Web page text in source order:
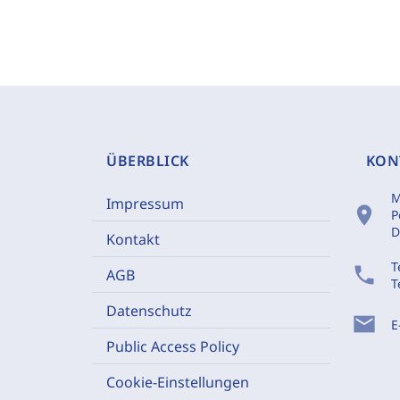
ÜBERBLICK
Impressum
Kontakt
AGB
Datenschutz
Public Access Policy
Cookie-Einstellungen
location_on
phone
mail